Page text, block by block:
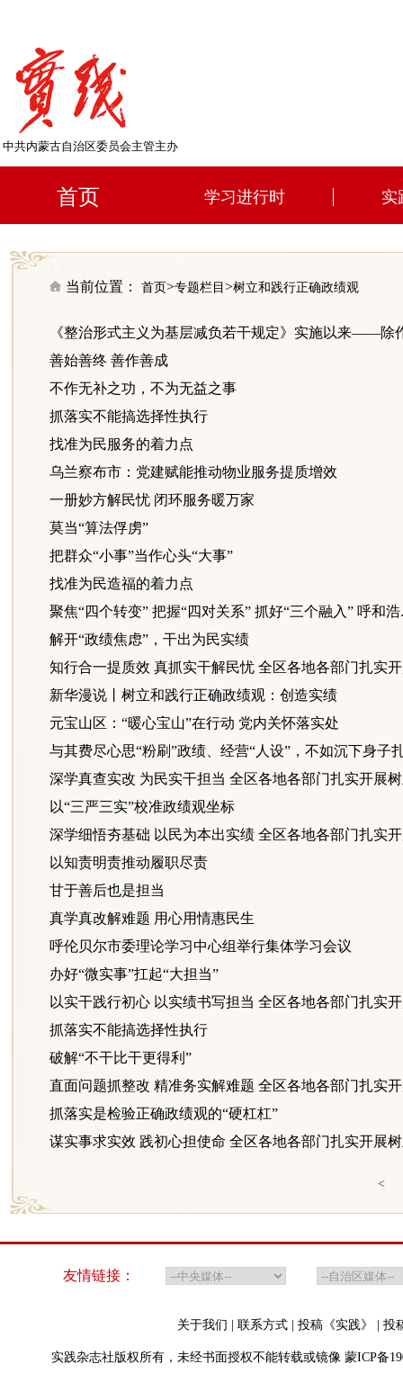
中共内蒙古自治区委员会主管主办
首页 学习进行时 实
当前位置： 首页>专题栏目 >树立和践行正确政绩观
《整治形式主义为基层减负若干规定》实施以来——除
善始善终 善作善成
不作无补之功，不为无益之事
抓落实不能搞选择性执行
找准为民服务的着力点
乌兰察布市：党建赋能推动物业服务提质增效
一册妙方解民忧 闭环服务暖万家
莫当“算法俘虏”
把群众“小事”当作心头“大事”
找准为民造福的着力点
聚焦“四个转变” 把握“四对关系” 抓好“三个融入” 呼和浩
解开“政绩焦虑”，干出为民实绩
知行合一提质效 真抓实干解民忧 全区各地各部门扎实
新华漫说丨树立和践行正确政绩观：创造实绩
元宝山区：“暖心宝山”在行动 党内关怀落实处
与其费尽心思“粉刷”政绩、经营“人设”，不如沉下身子
深学真查实改 为民实干担当 全区各地各部门扎实开展
以“三严三实”校准政绩观坐标
深学细悟夯基础 以民为本出实绩 全区各地各部门扎实
以知责明责推动履职尽责
甘于善后也是担当
真学真改解难题 用心用情惠民生
呼伦贝尔市委理论学习中心组举行集体学习会议
办好“微实事”扛起“大担当”
以实干践行初心 以实绩书写担当 全区各地各部门扎实
抓落实不能搞选择性执行
破解“不干比干更得利”
直面问题抓整改 精准务实解难题 全区各地各部门扎实
抓落实是检验正确政绩观的“硬杠杠”
谋实事求实效 践初心担使命 全区各地各部门扎实开展
<
友情链接：
关于我们 联系方式 投稿《实践》 投
实践杂志社版权所有，未经书面授权不能转载或镜像 蒙ICP备